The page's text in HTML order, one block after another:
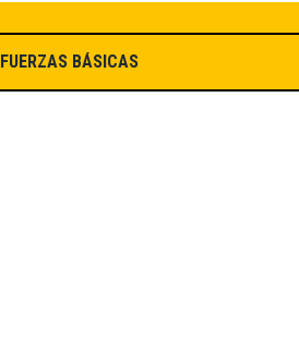
FUERZAS BÁSICAS